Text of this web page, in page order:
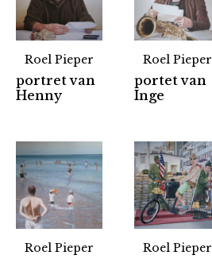
Roel Pieper
portret van
Henny
Roel Pieper
portet van
Inge
Roel Pieper Roel Pieper